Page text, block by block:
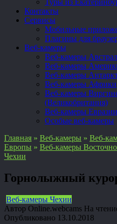
Туры из
Контакты
Сервисы
Мобильные
Плагины для
Веб-камеры
Веб-камеры
Веб-камеры
Веб-камеры
Веб-камеры Африки
Веб-камеры
(Великобритания)
Веб-камеры Евразии
Особые веб-камеры
Главная » Веб-камеры » Веб-
Европы » Веб-камеры
Чехии
Горнолыжный
Веб-камеры Чехии
Автор Online.webcams На
Опубликовано 13.10.2018